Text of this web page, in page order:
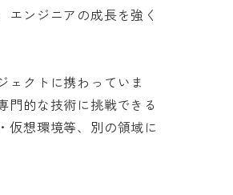
エンジニアの成長を強く
ェクトに携わっていま
門的な技術に挑戦できる
仮想環境等、別の領域に